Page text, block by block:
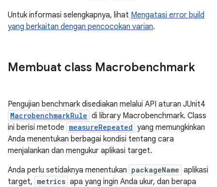
Untuk informasi selengkapnya, lihat Mengatasi error build
yang berkaitan dengan pencocokan varian.
Membuat class Macrobenchmark
Pengujian benchmark disediakan melalui API aturan JUnit4
MacrobenchmarkRule di library Macrobenchmark. Class
ini berisi metode measureRepeated yang memungkinkan
Anda menentukan berbagai kondisi tentang cara
menjalankan dan mengukur aplikasi target.
Anda perlu setidaknya menentukan packageName aplikasi
target, metrics apa yang ingin Anda ukur, dan berapa